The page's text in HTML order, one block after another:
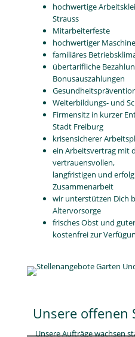
hochwertige
Strauss
Mitarbeiterfeste
hochwertiger
familiäres
übertarifliche
Bonusauszahlungen
Weiterbildungs- und
Firmensitz in kurzer
Stadt Freiburg
krisensicherer
ein Arbeitsvertrag mit
vertrauensvollen,
langfristigen und
Zusammenarbeit
wir unterstützen Dich
Altervorsorge
frisches Obst und
kostenfrei zur
Unsere offenen